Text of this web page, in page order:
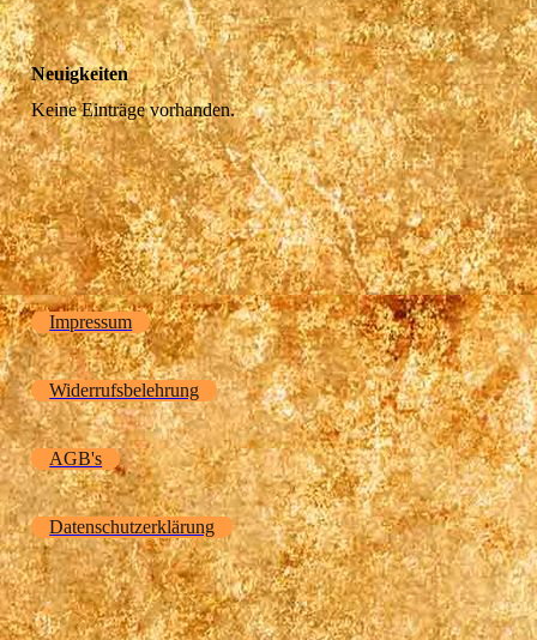
Neuigkeiten
Keine Einträge vorhanden.
Impressum
Widerrufsbelehrung
AGB's
Datenschutzerklärung